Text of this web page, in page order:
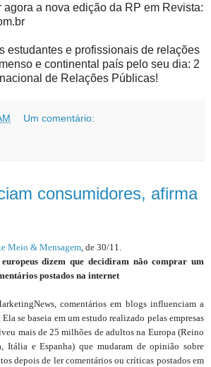
agora a nova edição da RP em Revista:
estudantes e profissionais de relações
e continental país pelo seu dia: 2
de Relações Públicas!
Um comentário:
consumidores, afirma
Meio & Mensagem, de 30/11.
dizem que decidiram não comprar um
postados na internet
comentários em blogs influenciam a
se baseia em um estudo realizado pelas empresas
mais de 25 milhões de adultos na Europa (Reino
Itália e Espanha) que mudaram de opinião sobre
depois de ler comentários ou críticas postados em